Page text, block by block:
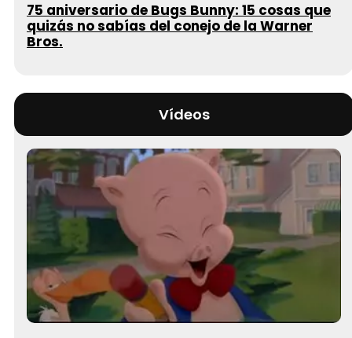
75 aniversario de Bugs Bunny: 15 cosas que
quizás no sabías del conejo de la Warner
Bros.
Vídeos